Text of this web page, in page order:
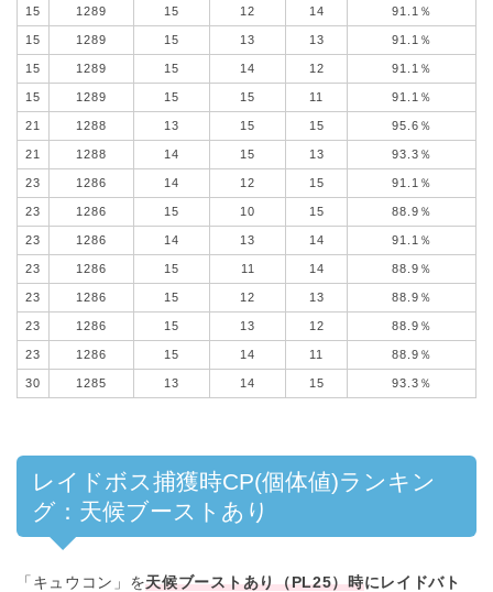
15 1289 15 12 14 91.1％
15 1289 15 13 13 91.1％
15 1289 15 14 12 91.1％
15 1289 15 15 11 91.1％
21 1288 13 15 15 95.6％
21 1288 14 15 13 93.3％
23 1286 14 12 15 91.1％
23 1286 15 10 15 88.9％
23 1286 14 13 14 91.1％
23 1286 15 11 14 88.9％
23 1286 15 12 13 88.9％
23 1286 15 13 12 88.9％
23 1286 15 14 11 88.9％
30 1285 13 14 15 93.3％
レイドボス捕獲時CP(個体値)ランキン
グ：天候ブーストあり
「キュウコン」を天候ブーストあり（PL25）時にレイドバト